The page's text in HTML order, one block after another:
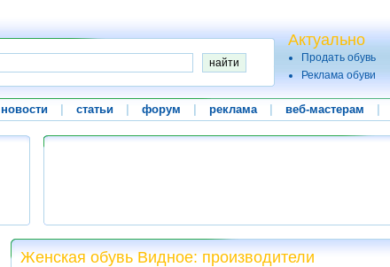
Актуально
Продать обувь
Реклама обуви
новости статьи форум реклама веб-мастерам
Женская обувь Видное: производители